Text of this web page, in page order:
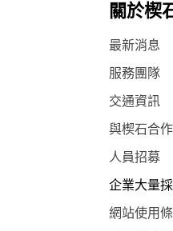
關於楔
最新消息
服務團隊
交通資訊
與楔石合作
人員招募
企業大量
網站使用